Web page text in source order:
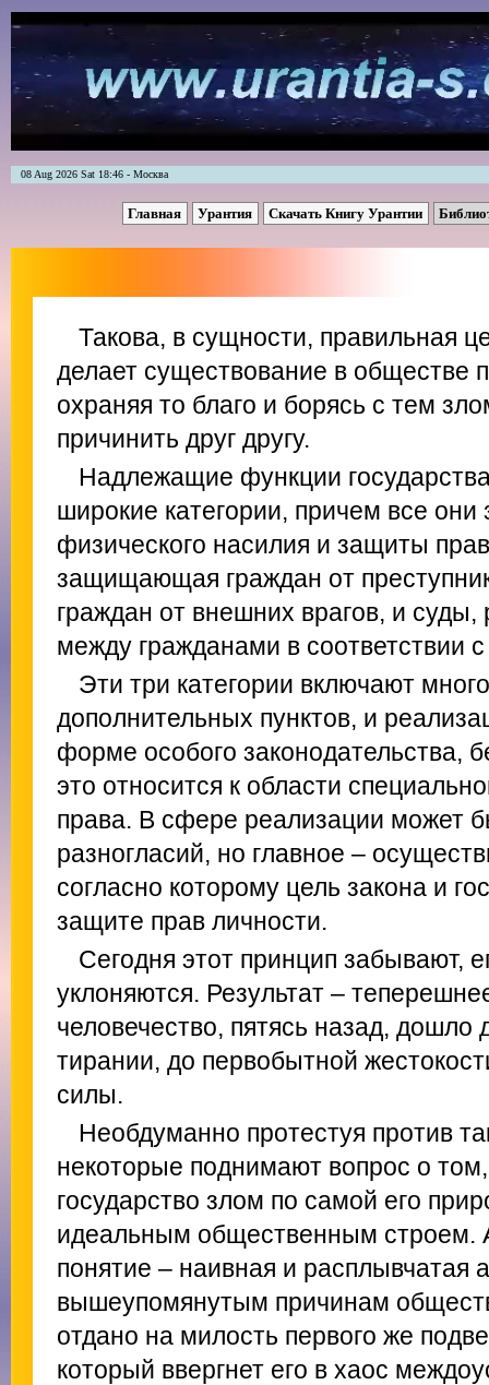
08 Aug 2026 Sat 18:46 - Москва
Главная Урантия Скачать Книгу Урантии
Такова, в сущности, правильная
делает существование в
охраняя то благо и борясь с тем
причинить друг другу.
Надлежащие функции
широкие категории, причем все они
физического насилия и защиты
защищающая граждан от
граждан от внешних врагов, и
между гражданами в соответствии
Эти три категории включают
дополнительных пунктов, и
форме особого законодательства,
это относится к области
права. В сфере реализации может
разногласий, но главное –
согласно которому цель закона и
защите прав личности.
Сегодня этот принцип забывают,
уклоняются. Результат –
человечество, пятясь назад, дошло
тирании, до первобытной
силы.
Необдуманно протестуя против
некоторые поднимают вопрос о
государство злом по самой его
идеальным общественным строем.
понятие – наивная и расплывчатая
вышеупомянутым причинам
отдано на милость первого же
который ввергнет его в хаос